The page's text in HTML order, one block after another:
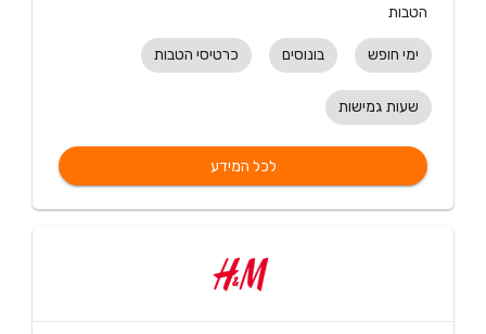
הטבות
ימי חופש בונוסים כרטיסי הטבות
שעות גמישות
לכל המידע